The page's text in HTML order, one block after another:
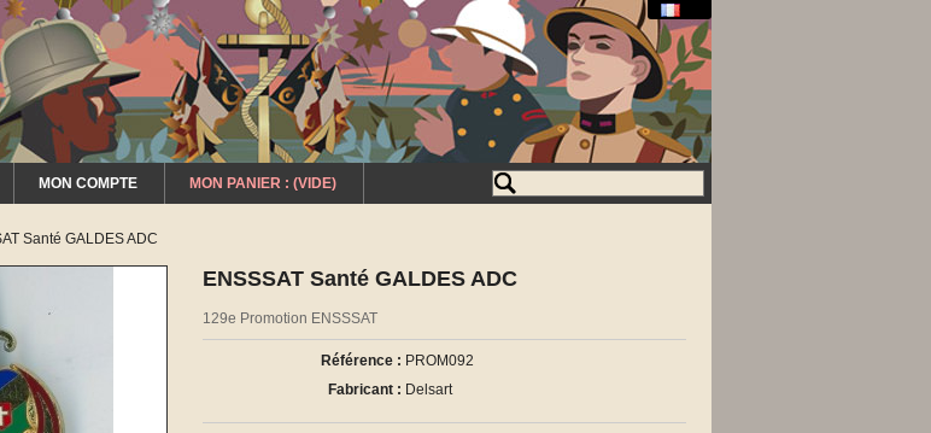
MON COMPTE MON PANIER : (VIDE)
Santé GALDES ADC
ENSSSAT Santé GALDES ADC
129e Promotion ENSSSAT
Référence : PROM092
Fabricant : Delsart